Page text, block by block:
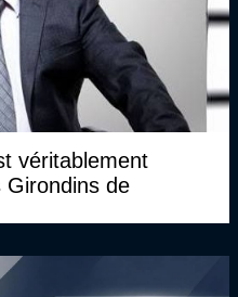
véritablement
Girondins de